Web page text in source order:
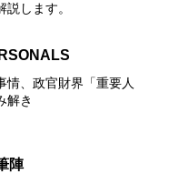
します。
情、政官財界「重要人
解き
陣